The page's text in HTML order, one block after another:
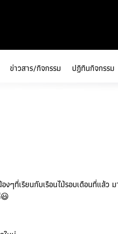
ข่าวสาร/กิจกรรม ปฏิทินกิจกรรม
ที่เรียนกับเรือนไม้รอบเดือนที่แล้ว